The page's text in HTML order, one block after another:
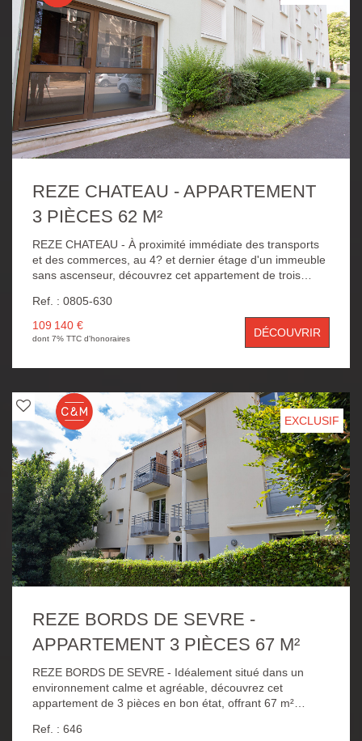
REZE CHATEAU - APPARTEMENT
3 PIÈCES 62 M²
REZE CHATEAU - À proximité immédiate des transports
et des commerces, au 4? et dernier étage d'un immeuble
sans ascenseur, découvrez cet appartement de trois
entrée, d'un séjour lumineux exposé plein sud, d'une
cuisine aménagée et équipée, d'un cellier, ainsi que d'un
dégagement desservant deux chambres, une salle d'eau
et des wc séparés. Ce bien dispose également d'une
cave en sous-sol et d'un parking collectif.
Ref. : 0805-630
109 140 €
dont 7% TTC d'honoraires DÉCOUVRIR
EXCLUSIF
REZE BORDS DE SEVRE -
APPARTEMENT 3 PIÈCES 67 M²
REZE BORDS DE SEVRE - Idéalement situé dans un
environnement calme et agréable, découvrez cet
appartement de 3 pièces en bon état, offrant 67 m²
entretenue datant des années 2000. Il se compose d'une
Ref. : 646